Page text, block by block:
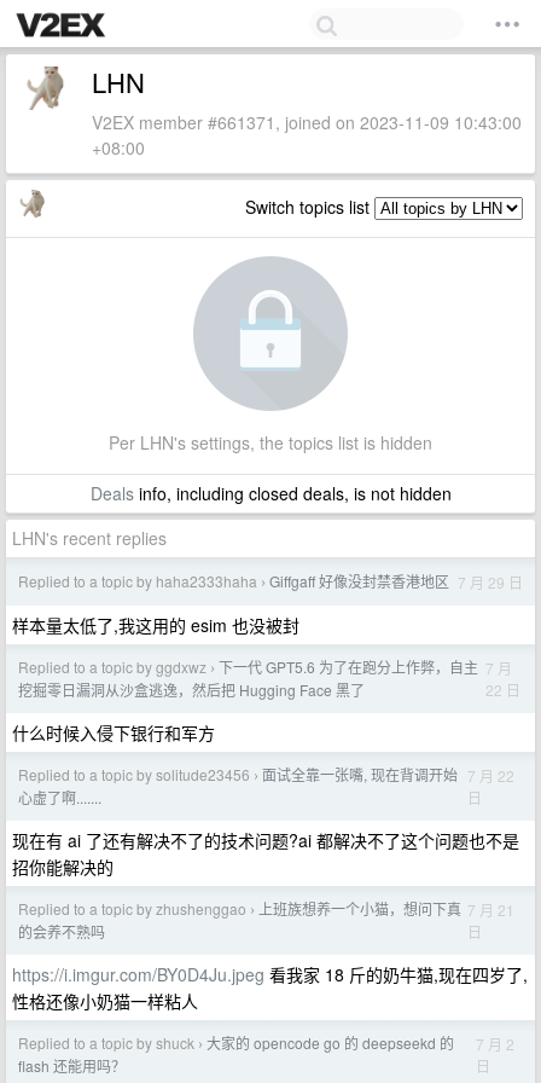
LHN
V2EX member #661371, joined on 2023-11-09 10:43:00
+08:00
Switch topics list
Per LHN's settings, the topics list is hidden
Dealsinfo, including closed deals, is not hidden
LHN's recent replies
Replied to a topic by haha2333haha › Giffgaff 好像没封禁香港地区 7 月 29 日
样本量太低了,我这用的 esim 也没被封
Replied to a topic by ggdxwz › 下一代 GPT5.6 为了在跑分上作弊，自主
挖掘零日漏洞从沙盒逃逸，然后把 Hugging Face 黑了
7 月
22 日
什么时候入侵下银行和军方
Replied to a topic by solitude23456 › 面试全靠一张嘴, 现在背调开始
心虚了啊.......
7 月 22
日
现在有 ai 了还有解决不了的技术问题?ai 都解决不了这个问题也不是
招你能解决的
Replied to a topic by zhushenggao ›
上班族想养一个小猫，想问下真
的会养不熟吗
7 月 21
日
https://i.imgur.com/BY0D4Ju.jpeg 看我家 18 斤的奶牛猫,现在四岁了,
性格还像小奶猫一样粘人
Replied to a topic by shuck › 大家的 opencode go 的 deepseekd 的
flash 还能用吗？
7 月 2
日